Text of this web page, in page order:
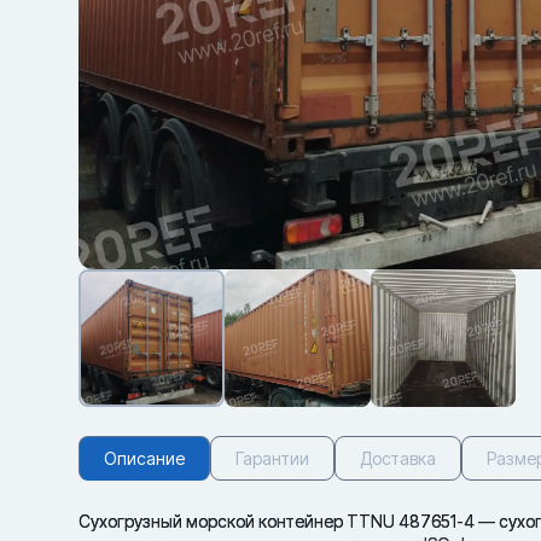
Описание Гарантии Доставка
Сухогрузный морской контейнер TTNU 487651-4 —